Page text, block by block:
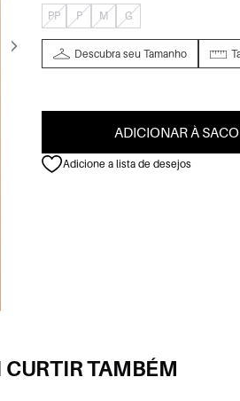
PP
P M G
Descubra seu Tamanho
ADICIONAR À
Adicione a lista de desejos
CURTIR TAMBÉM